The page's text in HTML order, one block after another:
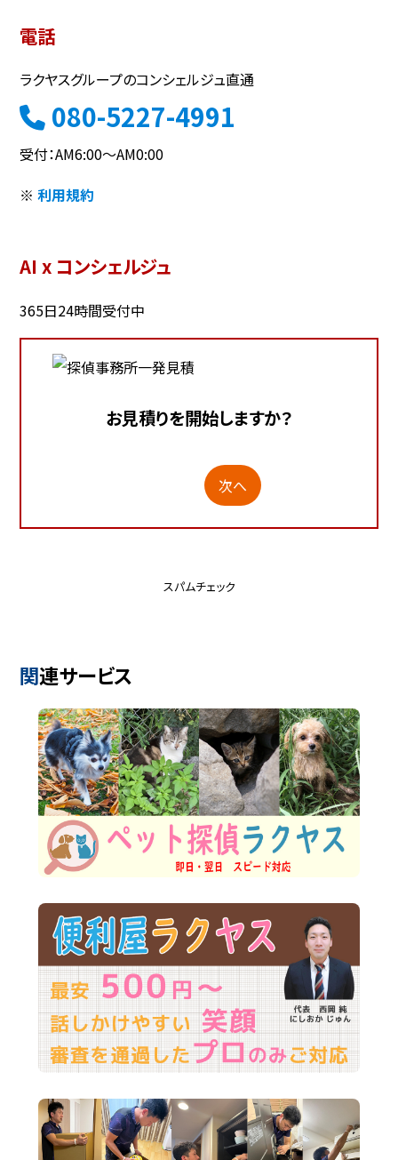
電話
ラクヤスグループのコンシェルジュ直通
080-5227-4991
受付：AM6:00～AM0:00
※利用規約
AI x コンシェルジュ
365日24時間受付中
お見積りを開始しますか？
次へ
スパムチェック
関連サービス